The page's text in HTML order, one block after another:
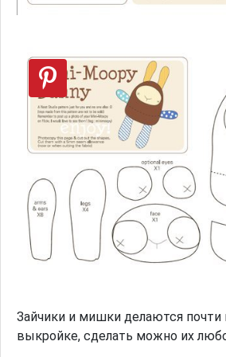
Зайчики и мишки делаются почти
выкройке, сделать можно их